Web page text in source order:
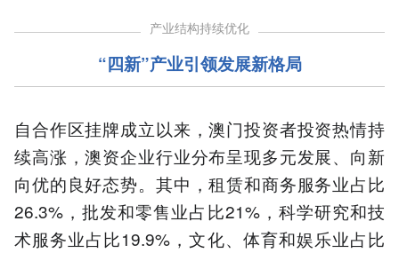
产业结构持续优化
“四新”产业引领发展新格局
自合作区挂牌成立以来，澳门投资者投资热情持
续高涨，澳资企业行业分布呈现多元发展、向新
向优的良好态势。其中，租赁和商务服务业占比
26.3%，批发和零售业占比21%，科学研究和技
术服务业占比19.9%，文化、体育和娱乐业占比